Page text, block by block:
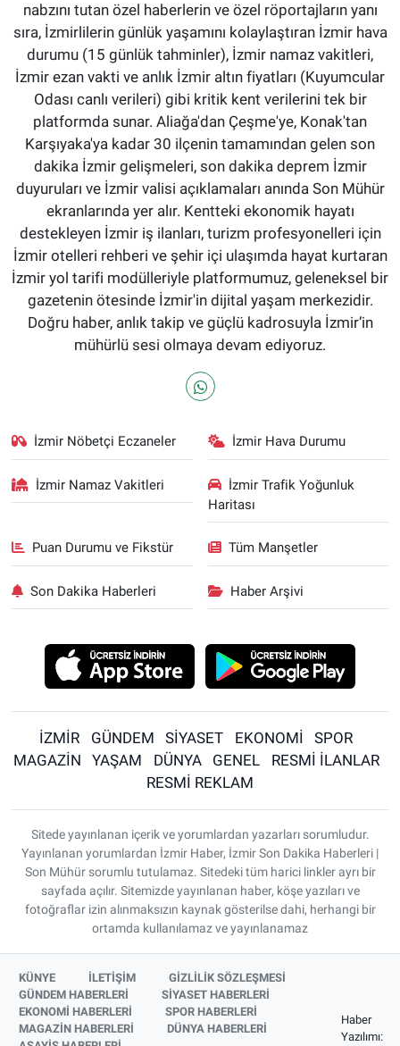
nabzını tutan özel haberlerin ve özel röportajların yanı
sıra, İzmirlilerin günlük yaşamını kolaylaştıran İzmir hava
durumu (15 günlük tahminler), İzmir namaz vakitleri,
İzmir ezan vakti ve anlık İzmir altın fiyatları (Kuyumcular
Odası canlı verileri) gibi kritik kent verilerini tek bir
platformda sunar. Aliağa'dan Çeşme'ye, Konak'tan
Karşıyaka'ya kadar 30 ilçenin tamamından gelen son
dakika İzmir gelişmeleri, son dakika deprem İzmir
duyuruları ve İzmir valisi açıklamaları anında Son Mühür
ekranlarında yer alır. Kentteki ekonomik hayatı
destekleyen İzmir iş ilanları, turizm profesyonelleri için
İzmir otelleri rehberi ve şehir içi ulaşımda hayat kurtaran
İzmir yol tarifi modülleriyle platformumuz, geleneksel bir
gazetenin ötesinde İzmir'in dijital yaşam merkezidir.
Doğru haber, anlık takip ve güçlü kadrosuyla İzmir’in
mühürlü sesi olmaya devam ediyoruz.
İzmir Nöbetçi Eczaneler İzmir Hava Durumu
İzmir Namaz Vakitleri
İzmir Trafik Yoğunluk
Haritası
Puan Durumu ve Fikstür Tüm Manşetler
Son Dakika Haberleri Haber Arşivi
İZMİR GÜNDEM SİYASET EKONOMİ
SPOR
MAGAZİN
YAŞAM DÜNYA GENEL
RESMİ İLANLAR
RESMİ REKLAM
Sitede yayınlanan içerik ve yorumlardan yazarları sorumludur.
Yayınlanan yorumlardan İzmir Haber, İzmir Son Dakika Haberleri |
Son Mühür sorumlu tutulamaz. Sitedeki tüm harici linkler ayrı bir
sayfada açılır. Sitemizde yayınlanan haber, köşe yazıları ve
fotoğraflar izin alınmaksızın kaynak gösterilse dahi, herhangi bir
ortamda kullanılamaz ve yayınlanamaz
KÜNYE İLETİŞİM
GİZLİLİK SÖZLEŞMESİ
GÜNDEM HABERLERİ
SİYASET HABERLERİ
EKONOMİ HABERLERİ
SPOR HABERLERİ
MAGAZİN HABERLERİ
DÜNYA HABERLERİ
Haber
Yazılımı: